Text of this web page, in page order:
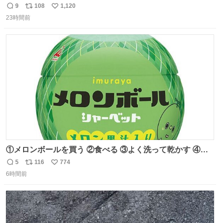
🐈 救出しようとした工場長が腕を引っ掻かれ、ぱんぱんに
膨れ上がり、傷だらけ血だらけになりながらも何とか救出
返
信
9
リ
ポ
108
い
1,120
23時間前
①メロンボールを買う ②食べる ③よく洗って乾かす ④か
わいい
返
信
5
リ
ポ
ト
数
116
い
数
774
6時間前